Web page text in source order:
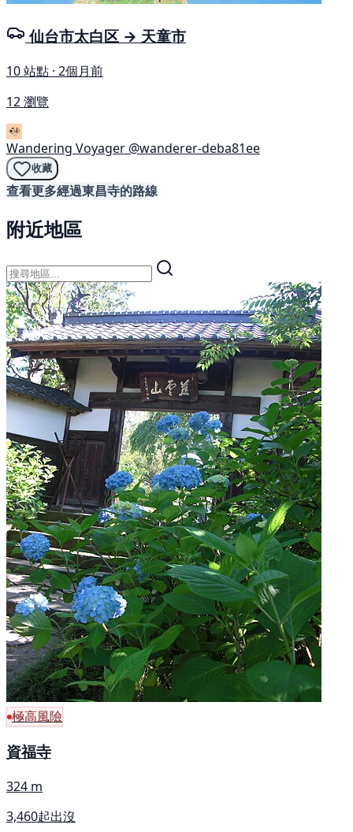
仙台市太白区 → 天童市
10 站點 · 2個月前
12 瀏覽
Wandering Voyager @wanderer-deba81ee
收藏
查看更多經過東昌寺的路線
附近地區
極高風險
資福寺
324 m
3,460起出沒